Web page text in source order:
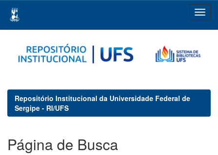
navigation
Repositório Institucional da Universidade Federal de
Sergipe - RI/UFS
Página de Busca